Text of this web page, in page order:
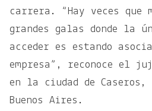
carrera. “Hay veces que
grandes galas donde la
acceder es estando
empresa”, reconoce el
en la ciudad de
Buenos Aires.